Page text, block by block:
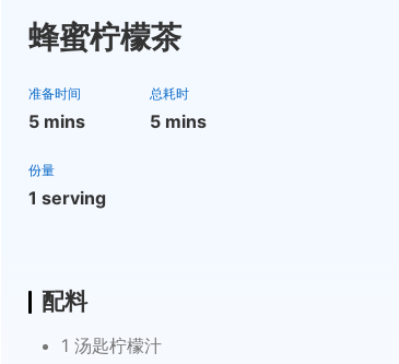
蜂蜜柠檬茶
准备时间
5 mins
总耗时
5 mins
份量
1 serving
配料
1 汤匙柠檬汁